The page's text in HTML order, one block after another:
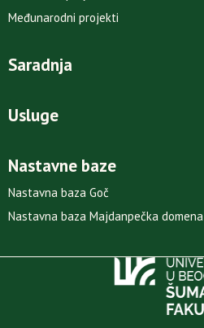
Međunarodni projekti
Saradnja
Usluge
Nastavne baze
Nastavna baza Goč
Nastavna baza Majdanpečka domena